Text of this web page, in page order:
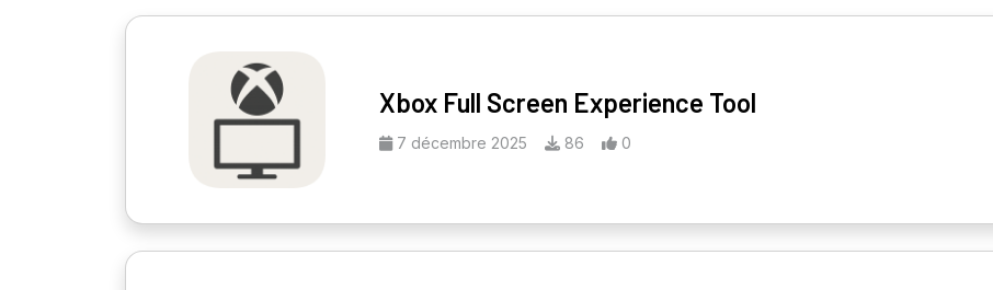
Xbox Full Screen Experience Tool
7 décembre 2025 86 0